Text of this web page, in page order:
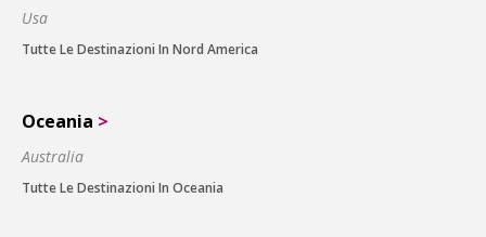
Usa
Tutte Le Destinazioni In Nord America
Oceania >
Australia
Tutte Le Destinazioni In Oceania